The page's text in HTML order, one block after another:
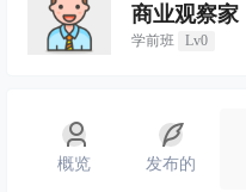
商业观察家
学前班 Lv0
概览 发布的